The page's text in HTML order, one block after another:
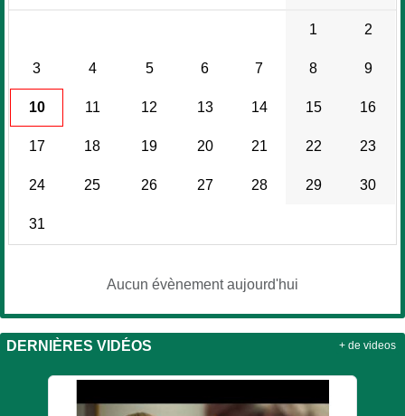
1 2
3 4 5 6 7 8 9
10 11 12 13 14 15 16
17 18 19 20 21 22 23
24 25 26 27 28 29 30
31
Aucun évènement aujourd'hui
DERNIÈRES VIDÉOS + de videos